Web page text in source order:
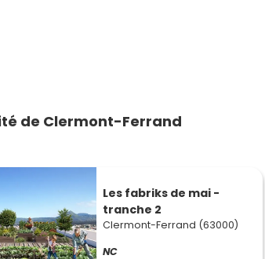
de Clermont-Ferrand
Les fabriks de mai -
tranche 2
Clermont-Ferrand (63000)
NC